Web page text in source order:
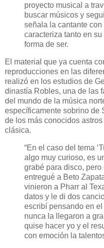
proyecto musical a
buscar músicos y
señala la cantante
caracteriza tanto en
forma de ser.
El material que ya cuenta
reproducciones en las
realizó en los estudios de
dinastía Robles, una de las
del mundo de la música
específicamente sobrino de
de los más conocidos
clásica.
“En el caso del tema
algo muy curioso, es
grabé para disco,
entregué a Beto
vinieron a Pharr al
datos y le di dos
escribí pensando en
nunca la llegaron a
quise hacer yo y el
con emoción la